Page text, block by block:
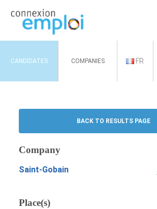
CANDIDATES COMPANIES FR
BACK TO RESULTS PAGE
Company
Saint-Gobain
Place(s)